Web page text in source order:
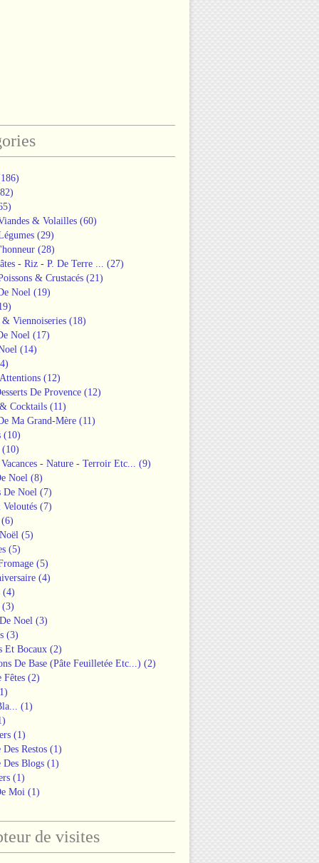
& Volailles (60)
(29)
(28)
- Riz - P. De Terre ... (27)
& Crustacés (21)
Noel (19)
& Viennoiseries (18)
Noel (17)
(14)
(12)
De Provence (12)
Cocktails (11)
Ma Grand-Mère (11)
(10)
(10)
- Nature - Terroir Etc... (9)
Noel (8)
De Noel (7)
Veloutés (7)
(6)
(5)
(5)
(5)
(4)
(4)
(3)
Noel (3)
(3)
Et Bocaux (2)
De Base (pâte Feuilletée Etc...) (2)
Fêtes (2)
(1)
(1)
Restos (1)
Des Blogs (1)
(1)
Moi (1)
de visites